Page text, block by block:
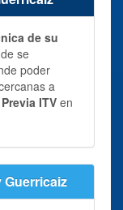
de su
se
poder
a
ITVen
Guerricaiz